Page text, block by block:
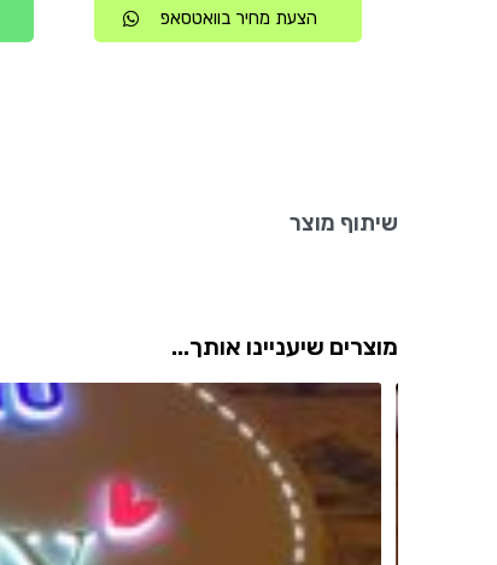
הצעת מחיר בוואטסאפ
שיתוף מוצר
מוצרים שיעניינו אותך...